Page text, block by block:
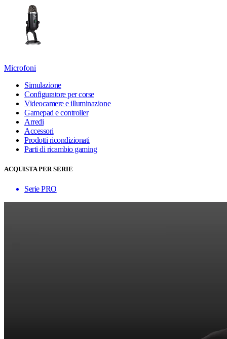
Microfoni
Simulazione
Configuratore per corse
Videocamere e illuminazione
Gamepad e controller
Arredi
Accessori
Prodotti ricondizionati
Parti di ricambio gaming
ACQUISTA PER SERIE
Serie PRO